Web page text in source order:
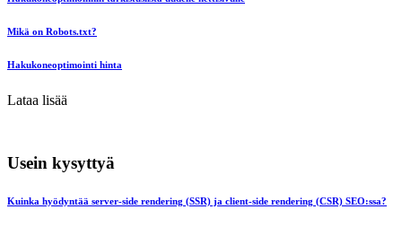
Mikä on Robots.txt?
Hakukoneoptimointi hinta
Lataa lisää
Usein kysyttyä
Kuinka hyödyntää server-side rendering (SSR) ja client-side rendering (CSR) SEO:ssa?